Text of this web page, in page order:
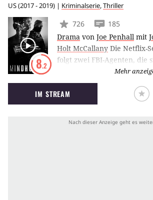
US(2017 - 2019) | Kriminalserie,Thriller
8.2
726
185
Drama von Joe Penhall mit
Holt McCallany Die Netflix-
folgt zwei FBI-Agenten, die
von Serienkillern und der
Verbrechens befassen.
in menschlichen
Labyrinth der 1970er Jahre.
verstehen. Doch was
Mehr
IM STREAM